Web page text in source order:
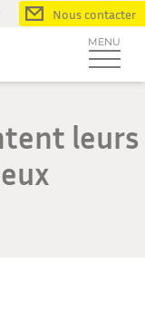
Nous contacter
MENU
leurs